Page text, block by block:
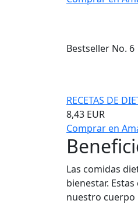
Bestseller No. 6
RECETAS DE
8,43 EUR
Comprar en
Las comidas
bienestar.
nuestro cuerpo